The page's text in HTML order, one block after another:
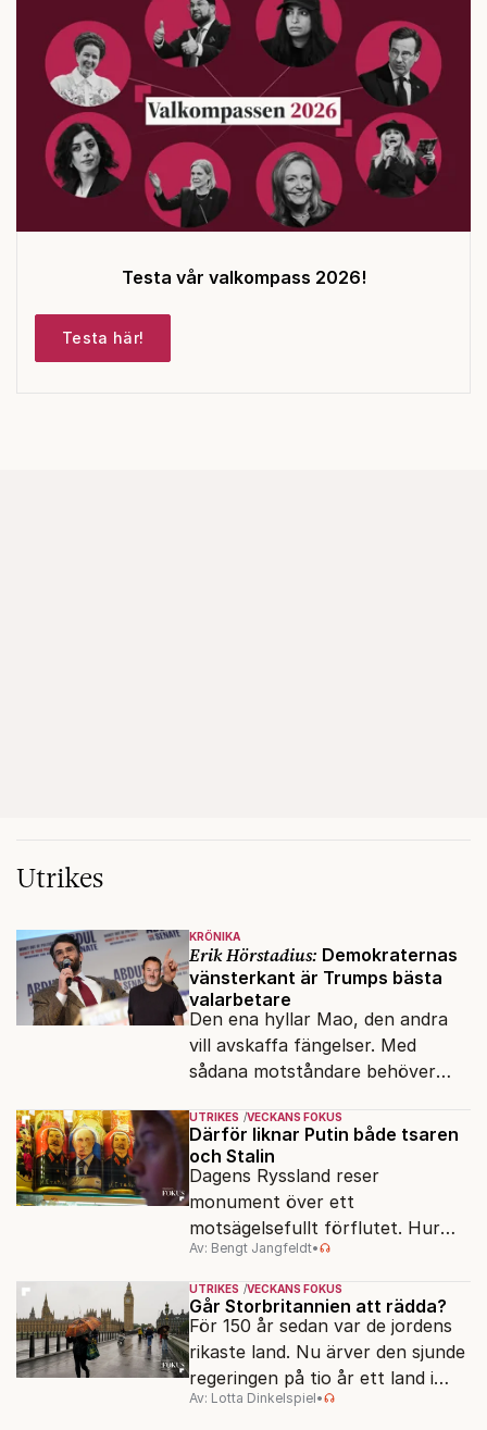
Testa vår valkompass 2026!
Testa här!
Utrikes
KRÖNIKA
Erik Hörstadius: Demokraternas
vänsterkant är Trumps bästa
valarbetare
Den ena hyllar Mao, den andra
vill avskaffa fängelser. Med
sådana motståndare behöver
vänner.
UTRIKES VECKANS FOKUS
Därför liknar Putin både tsaren
och Stalin
Dagens Ryssland reser
monument över ett
motsägelsefullt förflutet. Hur
kunde två revolutioner förändra
hela samhället – utan att rubba
den ryska statsidén?
Av: Bengt Jangfeldt•
UTRIKES VECKANS FOKUS
Går Storbritannien att rädda?
För 150 år sedan var de jordens
rikaste land. Nu ärver den sjunde
regeringen på tio år ett land i
politiskt och ekonomiskt kaos.
Av: Lotta Dinkelspiel•